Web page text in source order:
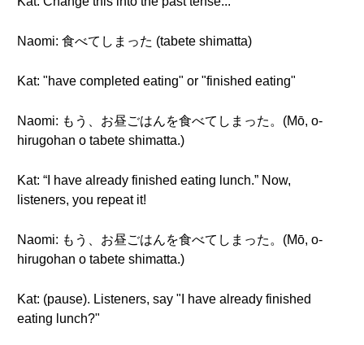
Naomi: 食べてしまった (tabete shimatta)
Kat: "have completed eating" or "finished eating"
Naomi: もう、お昼ごはんを食べてしまった。(Mō, o-
hirugohan o tabete shimatta.)
Kat: “I have already finished eating lunch.” Now,
listeners, you repeat it!
Naomi: もう、お昼ごはんを食べてしまった。(Mō, o-
hirugohan o tabete shimatta.)
Kat: (pause). Listeners, say "I have already finished
eating lunch?"